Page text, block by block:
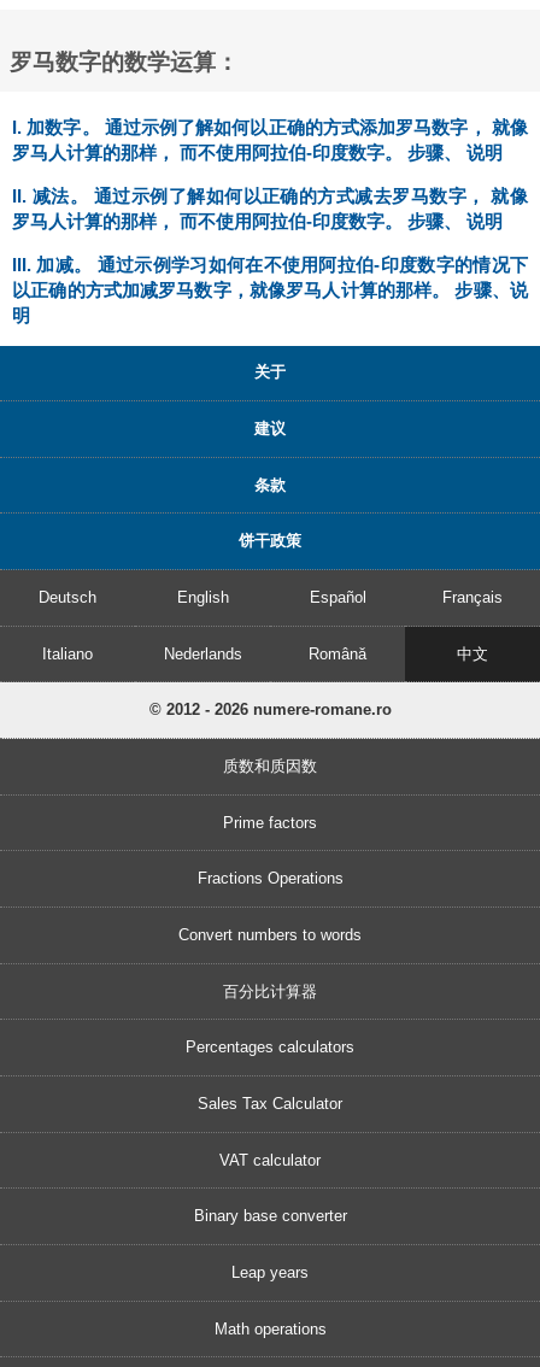
罗马数字的数学运算：
I. 加数字。 通过示例了解如何以正确的方式添加罗马数字， 就像
罗马人计算的那样， 而不使用阿拉伯-印度数字。 步骤、 说明
II. 减法。 通过示例了解如何以正确的方式减去罗马数字， 就像
罗马人计算的那样， 而不使用阿拉伯-印度数字。 步骤、 说明
III. 加减。 通过示例学习如何在不使用阿拉伯-印度数字的情况下
以正确的方式加减罗马数字，就像罗马人计算的那样。 步骤、说
明
关于
建议
条款
饼干政策
Deutsch English Español Français
Italiano Nederlands Română 中文
© 2012 - 2026 numere-romane.ro
质数和质因数
Prime factors
Fractions Operations
Convert numbers to words
百分比计算器
Percentages calculators
Sales Tax Calculator
VAT calculator
Binary base converter
Leap years
Math operations